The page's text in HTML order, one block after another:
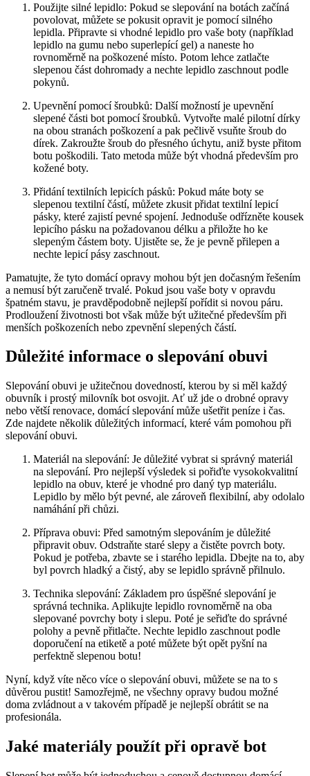
Použijte silné lepidlo: Pokud⁢ se slepování na botách začíná
povolovat, můžete se pokusit opravit je⁢ pomocí silného ​
lepidla. Připravte si vhodné lepidlo pro vaše boty (například
lepidlo na gumu nebo superlepící gel) a naneste ho
rovnoměrně na poškozené místo. Potom lehce zatlačte
slepenou část dohromady a nechte lepidlo zaschnout podle
pokynů.
Upevnění pomocí šroubků: Další možností ⁢je upevnění
slepené části bot pomocí šroubků. Vytvořte malé pilotní dírky⁢
na obou stranách poškození ⁣a pak pečlivě vsuňte⁢ šroub do
dírek. Zakroužte šroub do ⁤přesného⁣ úchytu, aniž byste přitom
botu ⁢poškodili. Tato metoda může být vhodná především pro
‌kožené boty.
Přidání textilních ​lepicích pásků: Pokud máte boty se
slepenou textilní částí, můžete zkusit přidat textilní lepicí
pásky, které zajistí pevné spojení. Jednoduše odřízněte kousek
lepicího pásku na požadovanou délku a přiložte ho ke
slepeným částem boty. Ujistěte se,⁢ že je pevně přilepen a
nechte lepicí⁢ pásy zaschnout.
Pamatujte,​ že⁢ tyto domácí opravy mohou být‌ jen dočasným řešením
a nemusí být zaručeně trvalé. Pokud jsou⁢ vaše boty v opravdu
špatném stavu, je pravděpodobně nejlepší pořídit si​ novou páru.
Prodloužení životnosti bot ⁤však⁢ může být užitečné především při
menších poškozeních nebo zpevnění slepených částí.
Důležité informace o slepování obuvi
Slepování obuvi je užitečnou dovedností, kterou by si měl každý ​
obuvník i prostý ⁢milovník bot osvojit. Ať ‌už jde o drobné ‍opravy
nebo větší renovace, domácí slepování ‌může ušetřit peníze i čas.​
Zde najdete několik důležitých ​informací, ‌které vám ⁣pomohou při
slepování obuvi.
Materiál na slepování: Je důležité vybrat si správný materiál
⁤na ⁣slepování. ​Pro nejlepší výsledek si pořiďte ‍vysokokvalitní
lepidlo na obuv, které⁣ je vhodné pro‌ daný typ materiálu.
Lepidlo by mělo být ⁤pevné, ale zároveň flexibilní, aby odolalo
namáhání při chůzi.
Příprava obuvi: Před samotným slepováním⁤ je důležité
připravit obuv. Odstraňte staré slepy a čistěte povrch boty.
Pokud⁣ je potřeba, zbavte ⁢se ​i starého lepidla. Dbejte na to, aby
byl povrch hladký a čistý, ⁤aby‍ se lepidlo správně ‍přilnulo.
Technika slepování: Základem pro úspěšné slepování​ je
správná technika. Aplikujte ‌lepidlo ⁣rovnoměrně na oba
⁢slepované povrchy boty i slepu. Poté je seřiďte‍ do správné
polohy a pevně přitlačte. Nechte ⁤lepidlo zaschnout podle
doporučení na ⁢etiketě⁤ a⁢ poté můžete být opět pyšní na
perfektně slepenou botu!
Nyní, když víte něco více o slepování obuvi, ⁤můžete ‌se na to s‍
důvěrou pustit! Samozřejmě, ne všechny ‍opravy budou možné
doma zvládnout a v takovém případě ⁣je nejlepší obrátit se na
profesionála.
Jaké materiály použít při‌ opravě bot